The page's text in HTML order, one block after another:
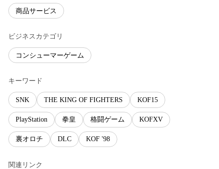
商品サービス
ビジネスカテゴリ
コンシューマーゲーム
キーワード
SNK THE KING OF FIGHTERS KOF15
PlayStation 拳皇 格闘ゲーム KOFXV
裏オロチ DLC KOF '98
関連リンク